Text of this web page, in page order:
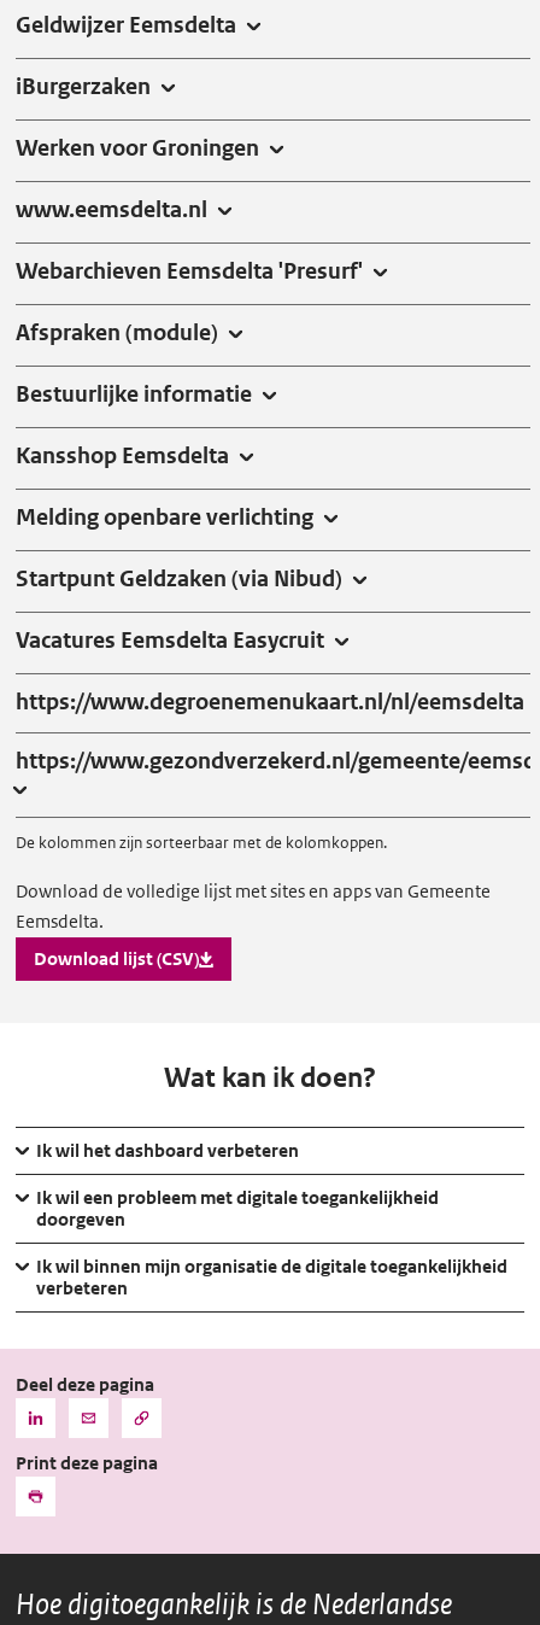
u
s
s
e
n
De kolommen zijn sorteerbaar met de kolomkoppen.
Geldwijzer Eemsdelta
iBurgerzaken
Werken voor Groningen
www.eemsdelta.nl
Webarchieven Eemsdelta 'Presurf'
Afspraken (module)
Bestuurlijke informatie
Kansshop Eemsdelta
Melding openbare verlichting
Startpunt Geldzaken (via Nibud)
Vacatures Eemsdelta Easycruit
https://www.degroenemenukaart.nl/nl/eemsdelta
https://www.gezondverzekerd.nl/gemeente/
Download
lijst
met
Download de volledige lijst met sites en apps van Gemeente
Eemsdelta.
Download lijst (CSV)
Wat kan ik doen?
Ik wil het dashboard verbeteren
Ik wil een probleem met digitale toegankelijkheid
doorgeven
Ik wil binnen mijn organisatie de digitale toegankelijkheid
verbeteren
Deel deze pagina
Deel
pagina
via
LinkedIn
Deel
pagina
Kopieer
de
URL
naar
Print deze pagina
Print
Hoe digitoegankelijk is de Nederlandse